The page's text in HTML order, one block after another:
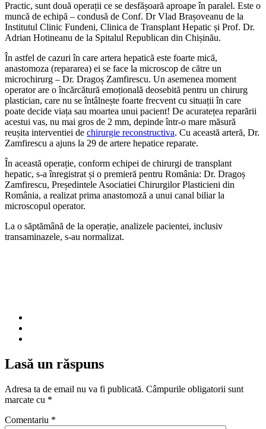
Practic, sunt două operații ce se desfășoară aproape în paralel. Este o
muncă de echipă – condusă de Conf. Dr Vlad Brașoveanu de la
Institutul Clinic Fundeni, Clinica de Transplant Hepatic și Prof. Dr.
Adrian Hotineanu de la Spitalul Republican din Chișinău.
În astfel de cazuri în care artera hepatică este foarte mică,
anastomoza (repararea) ei se face la microscop de către un
microchirurg – Dr. Dragoș Zamfirescu. Un asemenea moment
operator are o încărcătură emoțională deosebită pentru un chirurg
plastician, care nu se întâlnește foarte frecvent cu situații în care
poate decide viața sau moartea unui pacient! De acuratețea reparării
acestui vas, nu mai gros de 2 mm, depinde într-o mare măsură
reușita interventiei de chirurgie reconstructiva. Cu această arteră, Dr.
Zamfirescu a ajuns la 29 de artere hepatice reparate.
În această operație, conform echipei de chirurgi de transplant
hepatic, s-a înregistrat și o premieră pentru România: Dr. Dragoș
Zamfirescu, Președintele Asociatiei Chirurgilor Plasticieni din
România, a realizat prima anastomoză a unui canal biliar la
microscopul operator.
La o săptămână de la operație, analizele pacientei, inclusiv
transaminazele, s-au normalizat.
Lasă un răspuns
Adresa ta de email nu va fi publicată. Câmpurile obligatorii sunt
marcate cu *
Comentariu *